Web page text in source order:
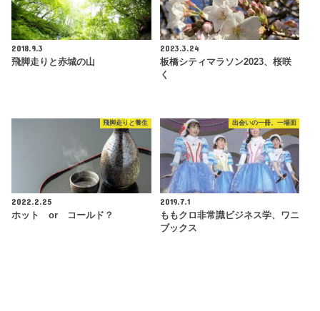
2018.9.3
飛脚走りと赤城の山
2023.3.24
板橋シティマラソン2023、桜咲
く
飛脚走りと養生
2022.2.25
ホット or コールド？
出会いの一冊、一場面
2019.7.1
ももクロ非常識ビジネス学、ワニ
ブックス